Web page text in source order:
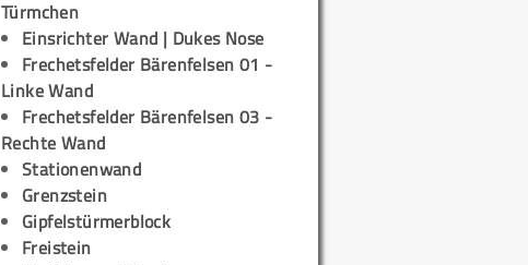
Türmchen
Einsrichter Wand | Dukes Nose
Frechetsfelder Bärenfelsen 01 -
Linke Wand
Frechetsfelder Bärenfelsen 03 -
Rechte Wand
Stationenwand
Grenzstein
Gipfelstürmerblock
Freistein